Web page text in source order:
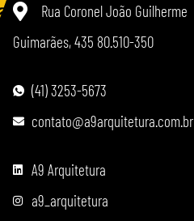
Rua Coronel João Guilherme
Guimarães, 435 80.510-350
(41) 3253-5673
contato@a9arquitetura.com.br
A9 Arquitetura
a9_arquitetura